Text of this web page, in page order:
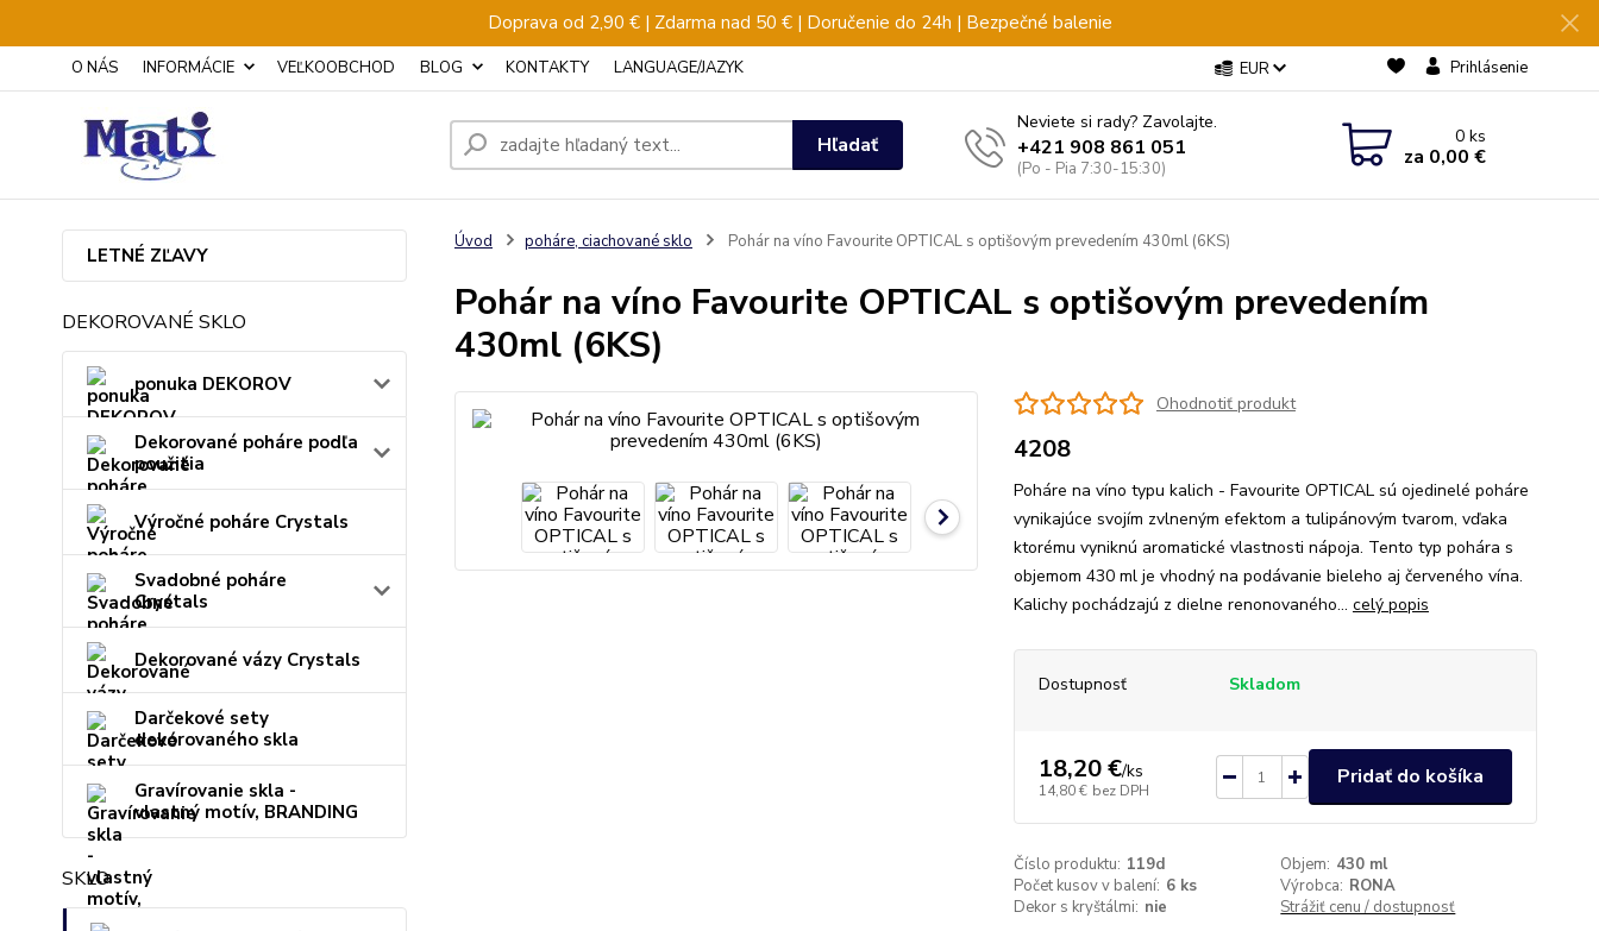
Doprava od 2,90 € | Zdarma nad 50 € | Doručenie do 24h | Bezpečné balenie
O NÁS INFORMÁCIE VEĽKOOBCHOD BLOG KONTAKTY LANGUAGE/JAZYK EUR Prihlásenie
Hľadať
Neviete si rady? Zavolajte.
+421 908 861 051
(Po - Pia 7:30-15:30)
0ks
za 0,00 €
LETNÉ ZĽAVY
DEKOROVANÉ SKLO
ponuka DEKOROV
Dekorované poháre podľa
použitia
Výročné poháre Crystals
Svadobné poháre
Crystals
Dekorované vázy Crystals
Darčekové sety
dekorovaného skla
Gravírovanie skla -
vlastný motív, BRANDING
SKLO
Úvod poháre, ciachované sklo Pohár na víno Favourite OPTICAL s optišovým prevedením 430ml (6KS)
Pohár na víno Favourite OPTICAL s optišovým prevedením
430ml (6KS)
Ohodnotiť produkt
4208
Poháre na víno typu kalich - Favourite OPTICAL sú ojedinelé poháre
vynikajúce svojím zvlneným efektom a tulipánovým tvarom, vďaka
ktorému vyniknú aromatické vlastnosti nápoja. Tento typ pohára s
objemom 430 ml je vhodný na podávanie bieleho aj červeného vína.
Kalichy pochádzajú z dielne renonovaného... celý popis
Dostupnosť Skladom
18,20 €/ks
14,80 € bez DPH
Pridať do košíka
Číslo produktu: 119d Objem: 430 ml
Počet kusov v balení: 6 ks Výrobca: RONA
Dekor s kryštálmi: nie Strážiť cenu / dostupnosť